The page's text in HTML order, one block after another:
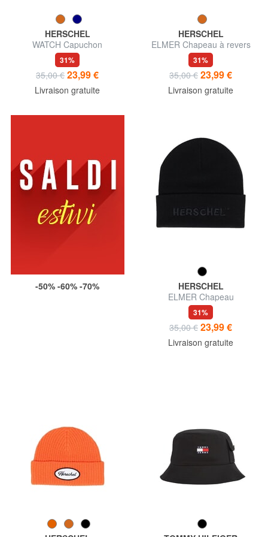
HERSCHEL
WATCH Capuchon
31%
35,00 € 23,99 €
Livraison gratuite
HERSCHEL
ELMER Chapeau à revers
31%
35,00 € 23,99 €
Livraison gratuite
-50% -60% -70%
HERSCHEL
ELMER Chapeau
31%
35,00 € 23,99 €
Livraison gratuite